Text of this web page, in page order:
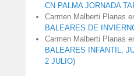
CN PALMA JORNADA
Carmen Malberti Planas
BALEARES DE
Carmen Malberti Planas
BALEARES INFANTIL,
2 JULIO)